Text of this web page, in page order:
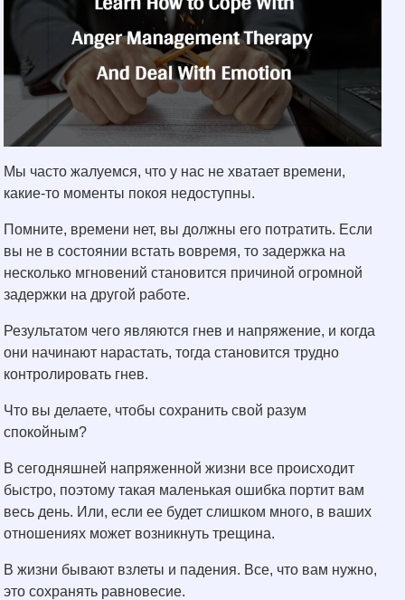
Мы часто жалуемся, что у нас не хватает времени,
какие-то моменты покоя недоступны.
Помните, времени нет, вы должны его потратить. Если
вы не в состоянии встать вовремя, то задержка на
несколько мгновений становится причиной огромной
задержки на другой работе.
Результатом чего являются гнев и напряжение, и когда
они начинают нарастать, тогда становится трудно
контролировать гнев.
Что вы делаете, чтобы сохранить свой разум
спокойным?
В сегодняшней напряженной жизни все происходит
быстро, поэтому такая маленькая ошибка портит вам
весь день. Или, если ее будет слишком много, в ваших
отношениях может возникнуть трещина.
В жизни бывают взлеты и падения. Все, что вам нужно,
это сохранять равновесие.